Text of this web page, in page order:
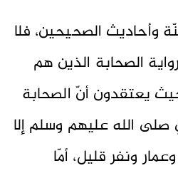
الصحيحين، فلا
الصحابة الذين هم
يعتقدون أنّ الصحابة
الله عليهم وسلم إلا
ونفر قليل، أمّا